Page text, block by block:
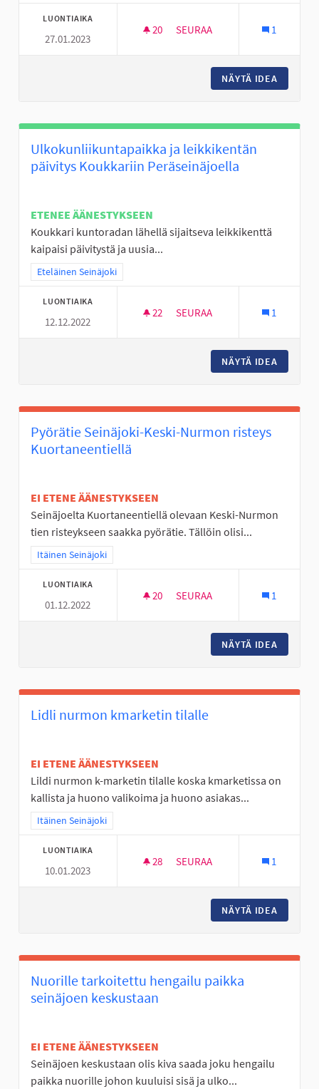
LUONTIAIKA
27.01.2023
20 20 SEURAAJAA
SEURAA 1
NÄYTÄ IDEA
Ulkokunliikuntapaikka ja leikkikentän
päivitys Koukkariin Peräseinäjoella
ETENEE ÄÄNESTYKSEEN
Koukkari kuntoradan lähellä sijaitseva leikkikenttä
kaipaisi päivitystä ja uusia...
Rajaa tulokset teeman mukaan: Eteläinen Seinäjoki
Eteläinen Seinäjoki
LUONTIAIKA
12.12.2022
22 22 SEURAAJAA
SEURAA 1
NÄYTÄ IDEA
Pyörätie Seinäjoki-Keski-Nurmon risteys
Kuortaneentiellä
EI ETENE ÄÄNESTYKSEEN
Seinäjoelta Kuortaneentiellä olevaan Keski-Nurmon
tien risteykseen saakka pyörätie. Tällöin olisi...
Rajaa tulokset teeman mukaan: Itäinen Seinäjoki
Itäinen Seinäjoki
LUONTIAIKA
01.12.2022
20 20 SEURAAJAA
SEURAA 1
NÄYTÄ IDEA
Lidli nurmon kmarketin tilalle
EI ETENE ÄÄNESTYKSEEN
Lildi nurmon k-marketin tilalle koska kmarketissa on
kallista ja huono valikoima ja huono asiakas...
Rajaa tulokset teeman mukaan: Itäinen Seinäjoki
Itäinen Seinäjoki
LUONTIAIKA
10.01.2023
28 28 SEURAAJAA
SEURAA 1
NÄYTÄ IDEA
Nuorille tarkoitettu hengailu paikka
seinäjoen keskustaan
EI ETENE ÄÄNESTYKSEEN
Seinäjoen keskustaan olis kiva saada joku hengailu
paikka nuorille johon kuuluisi sisä ja ulko...